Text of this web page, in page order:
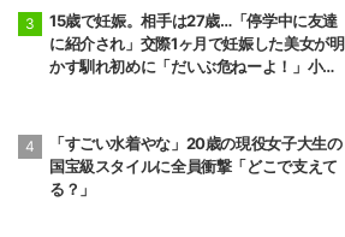
15歳で妊娠。相手は27歳…「停学中に友達
に紹介され」交際1ヶ月で妊娠した美女が明
かす馴れ初めに「だいぶ危ねーよ！」小森
「すごい水着やな」20歳の現役女子大生の
国宝級スタイルに全員衝撃「どこで支えて
る？」